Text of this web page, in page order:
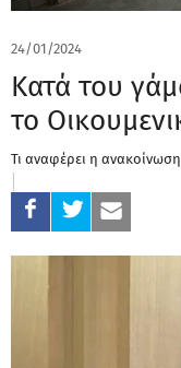
24/01/2024
Κατά του
το
Τι αναφέρει η ανακοίνωση